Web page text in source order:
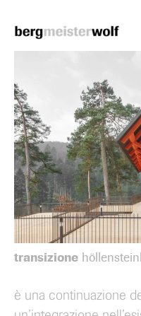
Bergmeisterwolf
transizione
è una continuazione